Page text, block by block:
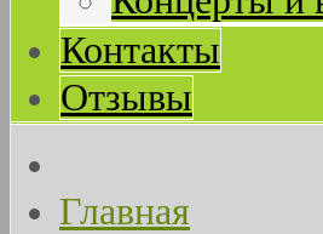
Контакты
Отзывы
Главная